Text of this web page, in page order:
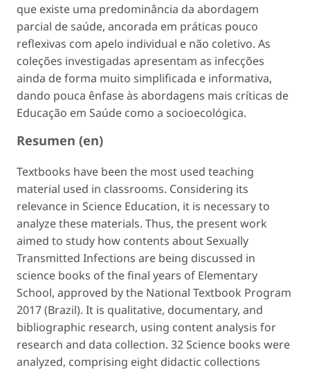
que existe uma predominância da abordagem
parcial de saúde, ancorada em práticas pouco
reflexivas com apelo individual e não coletivo. As
coleções investigadas apresentam as infecções
ainda de forma muito simplificada e informativa,
dando pouca ênfase às abordagens mais críticas de
Educação em Saúde como a socioecológica.
Resumen (en)
Textbooks have been the most used teaching
material used in classrooms. Considering its
relevance in Science Education, it is necessary to
analyze these materials. Thus, the present work
aimed to study how contents about Sexually
Transmitted Infections are being discussed in
science books of the final years of Elementary
School, approved by the National Textbook Program
2017 (Brazil). It is qualitative, documentary, and
bibliographic research, using content analysis for
research and data collection. 32 Science books were
analyzed, comprising eight didactic collections